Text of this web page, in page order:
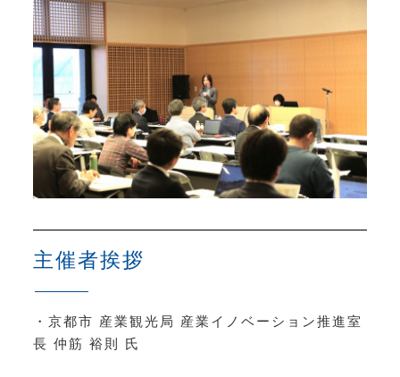
主催者挨拶
・ 京都市 産業観光局 産業イノベーション推進室
長 仲筋 裕則 氏